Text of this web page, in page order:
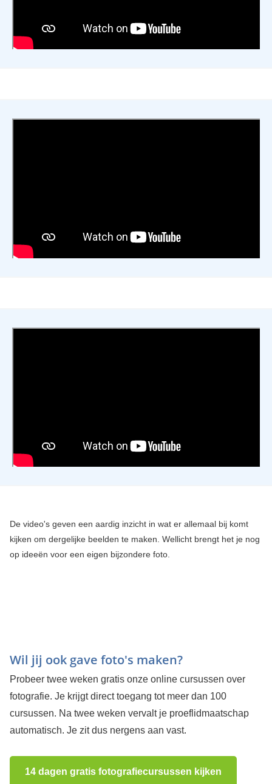
De video's geven een aardig inzicht in wat er allemaal bij komt
kijken om dergelijke beelden te maken. Wellicht brengt het je nog
op ideeën voor een eigen bijzondere foto.
Wil jij ook gave foto's maken?
Probeer twee weken gratis onze online cursussen over
fotografie. Je krijgt direct toegang tot meer dan 100
cursussen. Na twee weken vervalt je proeflidmaatschap
automatisch. Je zit dus nergens aan vast.
14 dagen gratis fotografiecursussen kijken